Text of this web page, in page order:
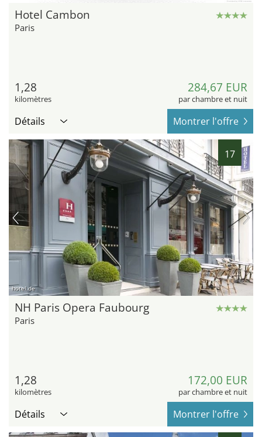
Hotel Cambon
Paris
1,28
kilomètres
284,67 EUR
par chambre et nuit
Détails Montrer l'offre
17
hotel.de
NH Paris Opera Faubourg
Paris
1,28
kilomètres
172,00 EUR
par chambre et nuit
Détails Montrer l'offre